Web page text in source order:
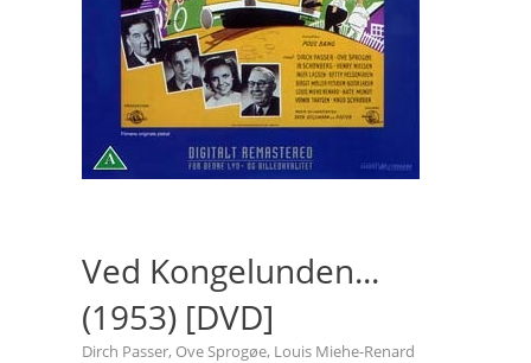
Ved Kongelunden...
(1953) [DVD]
Dirch Passer, Ove Sprogøe, Louis Miehe-Renard